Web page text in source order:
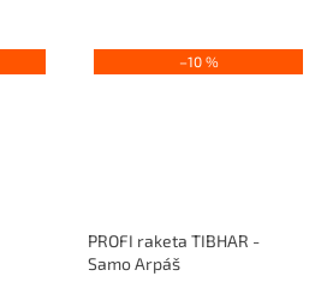
–10 %
PROFI raketa TIBHAR -
Samo Arpáš